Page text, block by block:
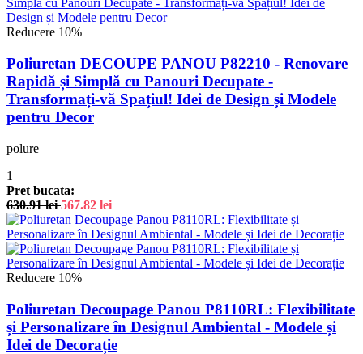
Reducere 10%
Poliuretan DECOUPE PANOU P82210 - Renovare
Rapidă și Simplă cu Panouri Decupate -
Transformați-vă Spațiul! Idei de Design și Modele
pentru Decor
polure
1
Pret bucata:
630.91lei 567.82 lei
Reducere 10%
Poliuretan Decoupage Panou P8110RL: Flexibilitate
și Personalizare în Designul Ambiental - Modele și
Idei de Decorație